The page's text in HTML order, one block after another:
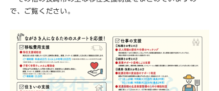
で、ご覧ください。